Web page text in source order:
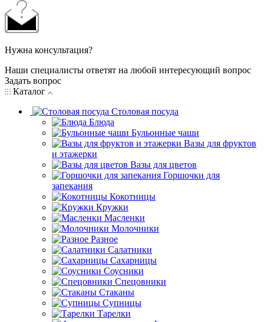
Нужна консультация?
Наши специалисты ответят на любой интересующий вопрос
Задать вопрос
Каталог
Столовая посуда
Блюда
Бульонные чаши
Вазы для фруктов
и этажерки
Вазы для цветов
Горшочки для
запекания
Кокотницы
Кружки
Масленки
Молочники
Разное
Салатники
Сахарницы
Соусники
Спецовники
Стаканы
Супницы
Тарелки